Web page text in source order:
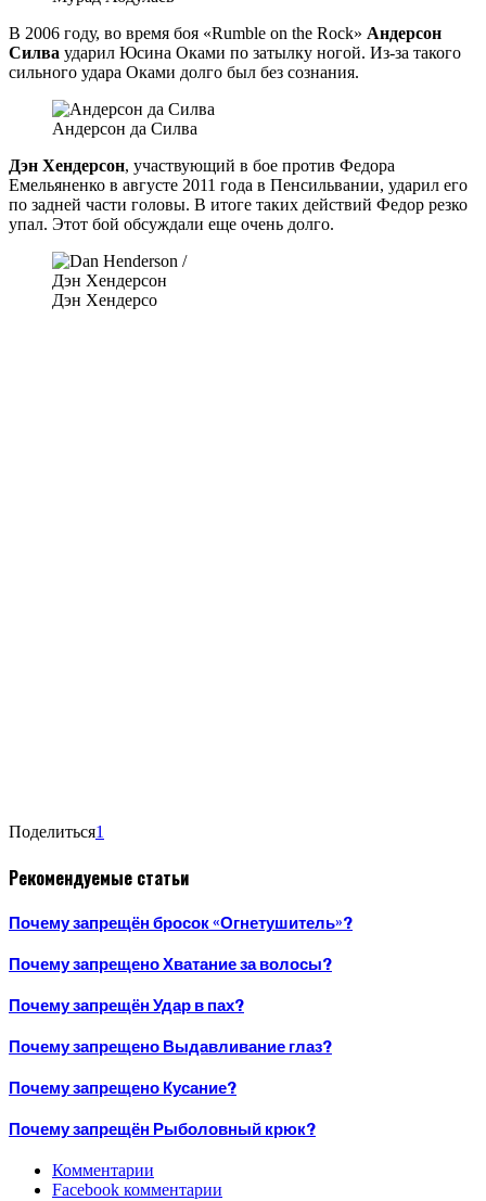
В 2006 году, во время боя «Rumble on the Rock» Андерсон
Силва ударил Юсина Оками по затылку ногой. Из-за такого
сильного удара Оками долго был без сознания.
Андерсон да Силва
Дэн Хендерсон, участвующий в бое против Федора
Емельяненко в августе 2011 года в Пенсильвании, ударил его
по задней части головы. В итоге таких действий Федор резко
упал. Этот бой обсуждали еще очень долго.
Дэн Хендерсо
Поделиться1
Рекомендуемые статьи
Почему запрещён бросок «Огнетушитель»?
Почему запрещено Хватание за волосы?
Почему запрещён Удар в пах?
Почему запрещено Выдавливание глаз?
Почему запрещено Кусание?
Почему запрещён Рыболовный крюк?
Комментарии
Facebook комментарии